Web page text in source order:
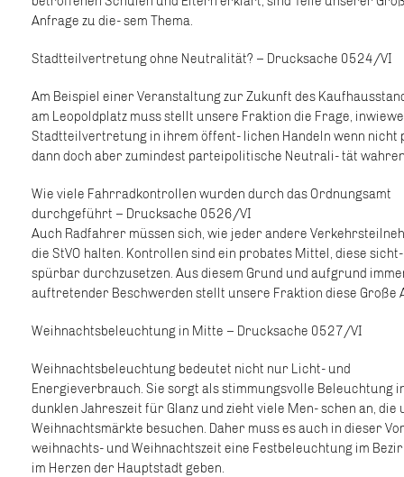
Anfrage zu die- sem Thema.
Stadtteilvertretung ohne Neutralität? – Drucksache 0524/VI
Am Beispiel einer Veranstaltung zur Zukunft des
am Leopoldplatz muss stellt unsere Fraktion die Frage,
Stadtteilvertretung in ihrem öffent- lichen Handeln wenn nicht
dann doch aber zumindest parteipolitische Neutrali- tät
Wie viele Fahrradkontrollen wurden durch das Ordnungsamt
durchgeführt – Drucksache 0526/VI
Auch Radfahrer müssen sich, wie jeder andere
die StVO halten. Kontrollen sind ein probates Mittel, diese
spürbar durchzusetzen. Aus diesem Grund und aufgrund
auftretender Beschwerden stellt unsere Fraktion diese Große
Weihnachtsbeleuchtung in Mitte – Drucksache 0527/VI
Weihnachtsbeleuchtung bedeutet nicht nur Licht- und
Energieverbrauch. Sie sorgt als stimmungsvolle Beleuchtung
dunklen Jahreszeit für Glanz und zieht viele Men- schen an, die
Weihnachtsmärkte besuchen. Daher muss es auch in dieser
weihnachts- und Weihnachtszeit eine Festbeleuchtung im
im Herzen der Hauptstadt geben.